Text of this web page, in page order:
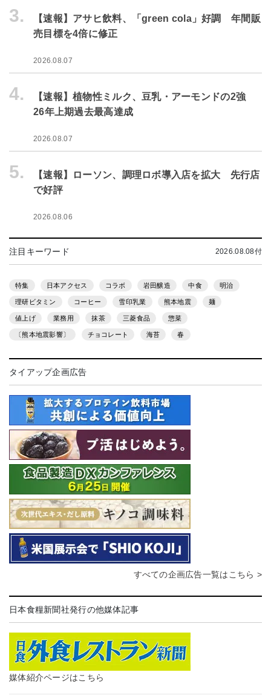
3.
【速報】アサヒ飲料、「green cola」好調 年間販
売目標を4倍に修正
2026.08.07
4.
【速報】植物性ミルク、豆乳・アーモンドの2強
26年上期過去最高達成
2026.08.07
5.
【速報】ローソン、調理ロボ導入店を拡大 先行店
で好評
2026.08.06
注目キーワード 2026.08.08付
特集 日本アクセス コラボ 岩田醸造 中食 明治
理研ビタミン コーヒー 雪印乳業 熊本地震 麺
値上げ 業務用 抹茶 三菱食品 惣菜
〔熊本地震影響〕 チョコレート 海苔 春
タイアップ企画広告
すべての企画広告一覧はこちら >
日本食糧新聞社発行の他媒体記事
媒体紹介ページはこちら